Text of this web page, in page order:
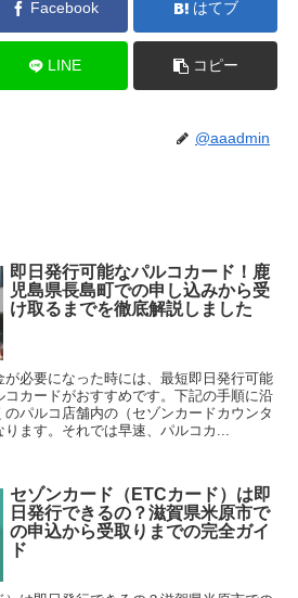
Facebook はてブ
LINE コピー
@aaadmin
即日発行可能なパルコカード！鹿
児島県長島町での申し込みから受
け取るまでを徹底解説しました
が必要になった時には、最短即日発行可能
カードがおすすめです。下記の手順に沿
パルコ店舗内の（セゾンカードカウンタ
ます。それでは早速、パルコカ...
セゾンカード（ETCカード）は即
日発行できるの？滋賀県米原市で
の申込から受取りまでの完全ガイ
ド